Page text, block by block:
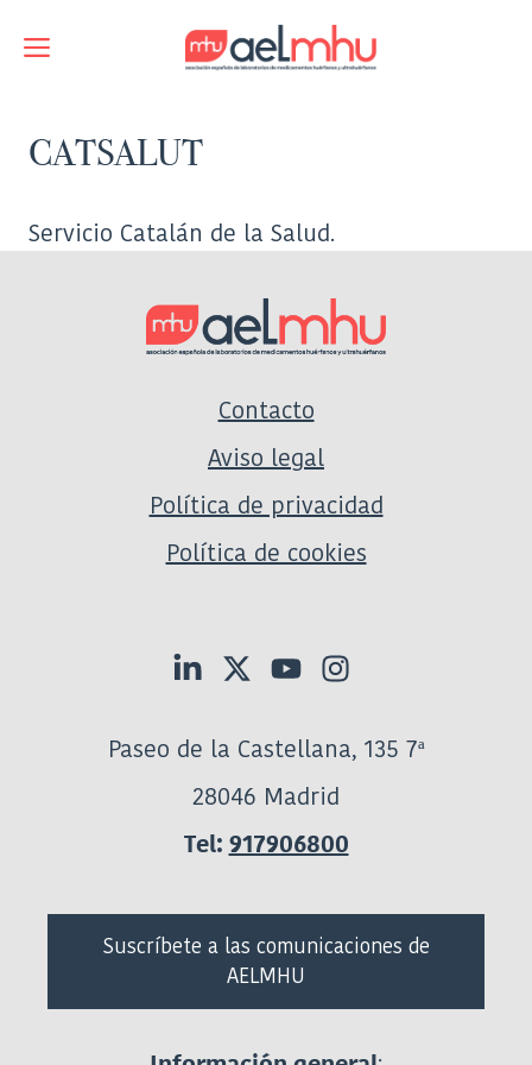
Menú
CATSALUT
Servicio Catalán de la Salud.
Contacto
Aviso legal
Política de privacidad
Política de cookies
Paseo de la Castellana, 135 7ª
28046 Madrid
Tel: 917906800
Suscríbete a las comunicaciones de
AELMHU